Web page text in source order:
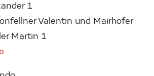
1
Valentin und Mairhofer
Martin 1